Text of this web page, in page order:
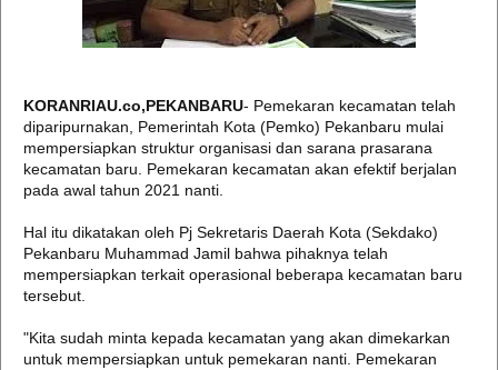
KORANRIAU.co,PEKANBARU- Pemekaran kecamatan telah
diparipurnakan, Pemerintah Kota (Pemko) Pekanbaru mulai
mempersiapkan struktur organisasi dan sarana prasarana
kecamatan baru. Pemekaran kecamatan akan efektif berjalan
pada awal tahun 2021 nanti.
Hal itu dikatakan oleh Pj Sekretaris Daerah Kota (Sekdako)
Pekanbaru Muhammad Jamil bahwa pihaknya telah
mempersiapkan terkait operasional beberapa kecamatan baru
tersebut.
"Kita sudah minta kepada kecamatan yang akan dimekarkan
untuk mempersiapkan untuk pemekaran nanti. Pemekaran